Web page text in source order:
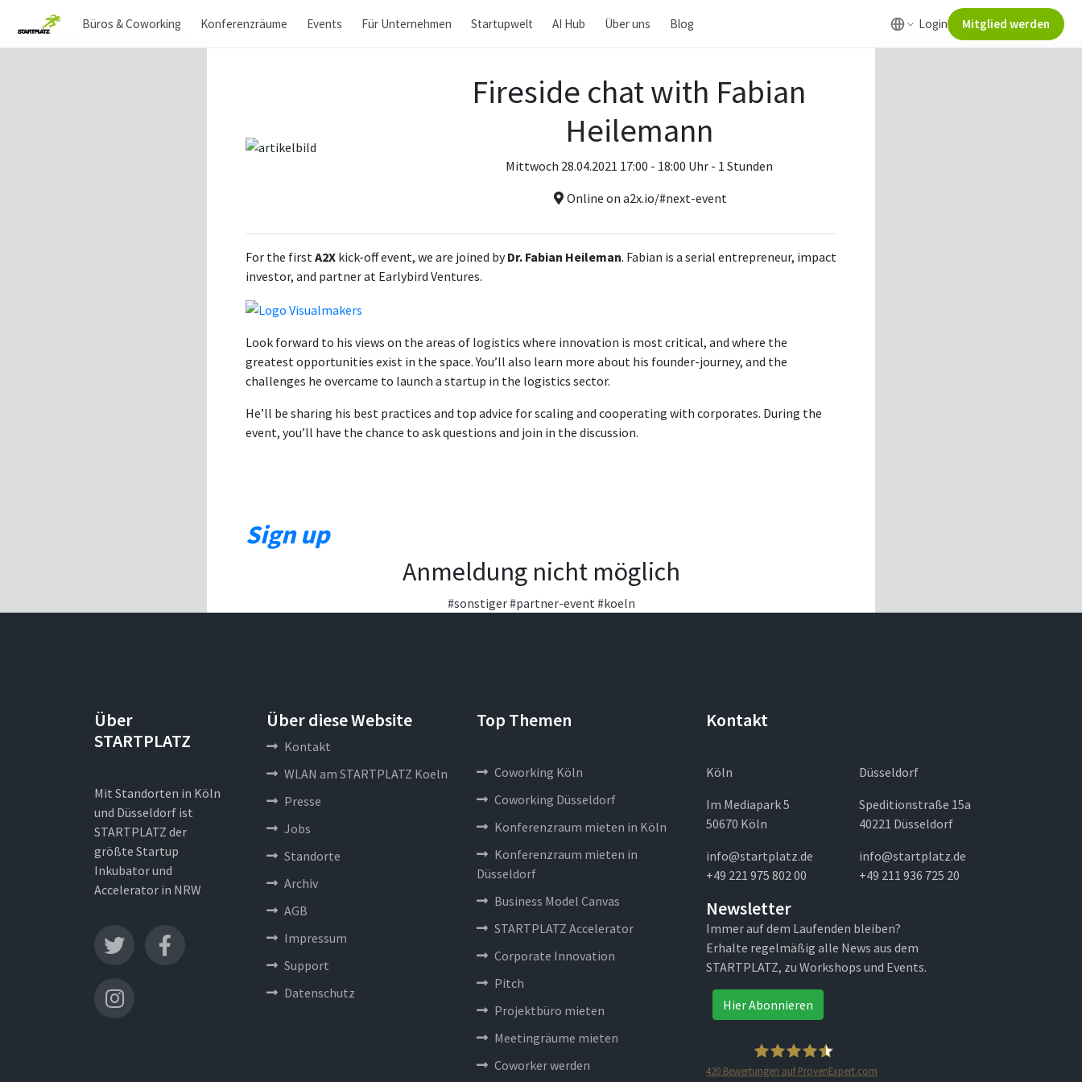
Büros & Coworking Konferenzräume Events Für Unternehmen Startupwelt AI Hub Über uns Blog Login Mitglied werden
Fireside chat with Fabian
Heilemann
Mittwoch 28.04.2021 17:00 - 18:00 Uhr - 1 Stunden
Online on a2x.io/#next-event
For the firstA2X kick-off event, we are joined byDr. Fabian Heileman. Fabian is a serial entrepreneur, impact
investor, and partner at Earlybird Ventures.
Look forward to his views on the areas of logistics where innovation is most critical, and where the
greatest opportunities exist in the space. You’ll also learn more about his founder-journey, and the
challenges he overcame to launch a startup in the logistics sector.
He’ll be sharing his best practices and top advice for scaling and cooperating with corporates. During the
event, you’ll have the chance to ask questions and join in the discussion.
Sign up
Anmeldung nicht möglich
#sonstiger#partner-event #koeln
Über
STARTPLATZ
Mit Standorten in Köln
und Düsseldorf ist
STARTPLATZ der
größte Startup
Inkubator und
Accelerator in NRW
Über diese Website
Kontakt
WLAN am STARTPLATZ Koeln
Presse
Jobs
Standorte
Archiv
AGB
Impressum
Support
Datenschutz
Top Themen
Coworking Köln
Coworking Düsseldorf
Konferenzraum mieten in Köln
Konferenzraum mieten in
Düsseldorf
Business Model Canvas
STARTPLATZ Accelerator
Corporate Innovation
Pitch
Projektbüro mieten
Meetingräume mieten
Coworker werden
Kontakt
Köln
Im Mediapark 5
50670 Köln
info@startplatz.de
+49 221 975 802 00
Düsseldorf
Speditionstraße 15a
40221 Düsseldorf
info@startplatz.de
+49 211 936 725 20
Newsletter
Immer auf dem Laufenden bleiben?
Erhalte regelmäßig alle News aus dem
STARTPLATZ, zu Workshops und Events.
Hier Abonnieren
420 Bewertungen auf ProvenExpert.com